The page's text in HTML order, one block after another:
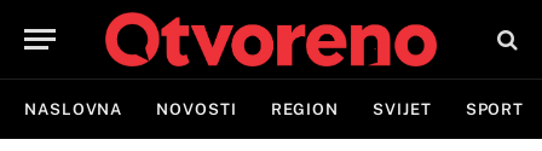
NASLOVNA NOVOSTI REGION SVIJET SPORT